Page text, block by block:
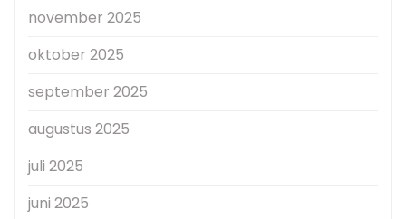
november 2025
oktober 2025
september 2025
augustus 2025
juli 2025
juni 2025